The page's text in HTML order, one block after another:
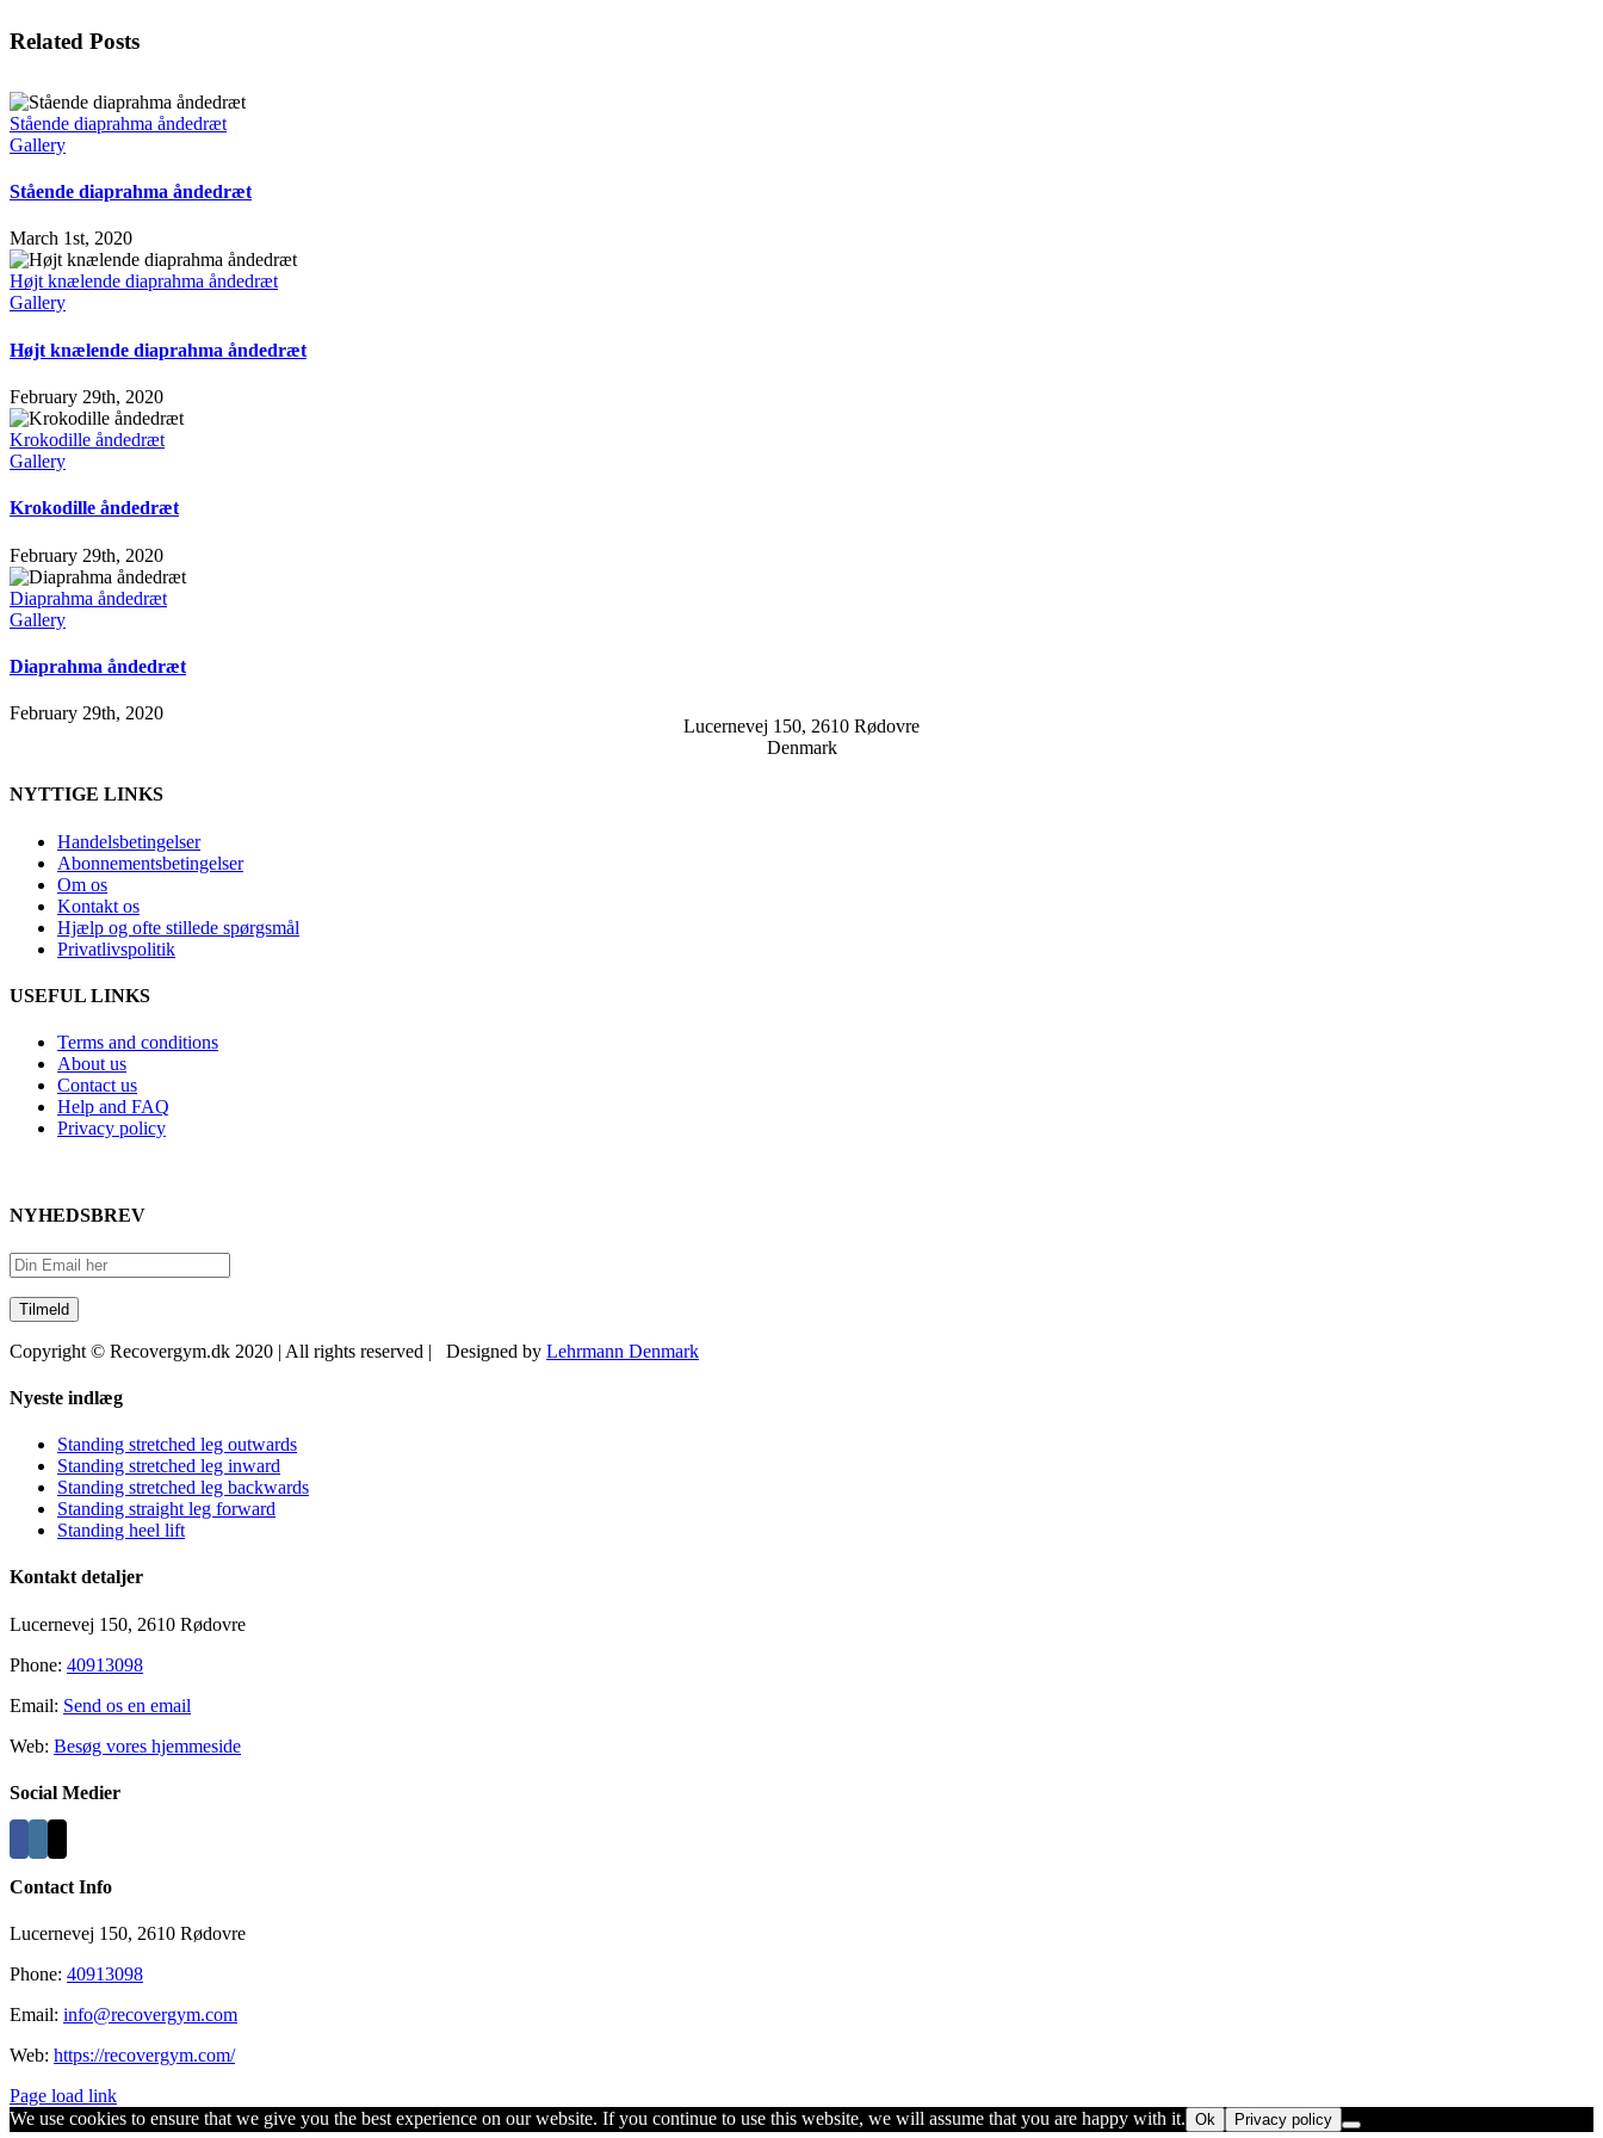
Facebook
X
LinkedIn
WhatsApp
Tumblr
Pinterest
Email
Related Posts
Stående diaprahma åndedræt
Gallery
Stående diaprahma åndedræt
March 1st, 2020
Højt knælende diaprahma åndedræt
Gallery
Højt knælende diaprahma åndedræt
February 29th, 2020
Krokodille åndedræt
Gallery
Krokodille åndedræt
February 29th, 2020
Diaprahma åndedræt
Gallery
Diaprahma åndedræt
February 29th, 2020
Lucernevej 150, 2610 Rødovre
Denmark
NYTTIGE LINKS
Handelsbetingelser
Abonnementsbetingelser
Om os
Kontakt os
Hjælp og ofte stillede spørgsmål
Privatlivspolitik
USEFUL LINKS
Terms and conditions
About us
Contact us
Help and FAQ
Privacy policy
NYHEDSBREV
Copyright © Recovergym.dk 2020 | All rights reserved | Designed by Lehrmann Denmark
Close
Area
Nyeste indlæg
Standing stretched leg outwards
Standing stretched leg inward
Standing stretched leg backwards
Standing straight leg forward
Standing heel lift
Kontakt detaljer
Lucernevej 150, 2610 Rødovre
Phone: 40913098
Email: Send os en email
Web: Besøg vores hjemmeside
Social Medier
Contact Info
Lucernevej 150, 2610 Rødovre
Phone: 40913098
Email: info@recovergym.com
Web: https://recovergym.com/
Page load link
We use cookies to ensure that we give you the best experience on our website. If you continue to use this website, we will assume that you are happy with it. Ok Privacy policy